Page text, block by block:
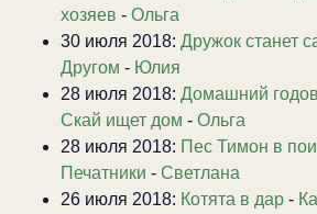
хозяев - Ольга
30 июля 2018: Дружок станет
Другом - Юлия
28 июля 2018: Домашний
Скай ищет дом - Ольга
28 июля 2018: Пес Тимон в
Печатники - Светлана
26 июля 2018: Котята в дар -